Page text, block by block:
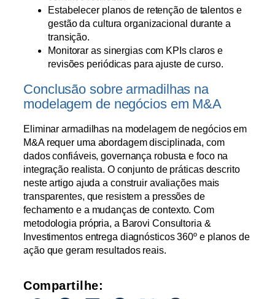
Estabelecer planos de retenção de talentos e
gestão da cultura organizacional durante a
transição.
Monitorar as sinergias com KPIs claros e
revisões periódicas para ajuste de curso.
Conclusão sobre armadilhas na
modelagem de negócios em M&A
Eliminar armadilhas na modelagem de negócios em
M&A requer uma abordagem disciplinada, com
dados confiáveis, governança robusta e foco na
integração realista. O conjunto de práticas descrito
neste artigo ajuda a construir avaliações mais
transparentes, que resistem a pressões de
fechamento e a mudanças de contexto. Com
metodologia própria, a Barovi Consultoria &
Investimentos entrega diagnósticos 360º e planos de
ação que geram resultados reais.
Compartilhe: